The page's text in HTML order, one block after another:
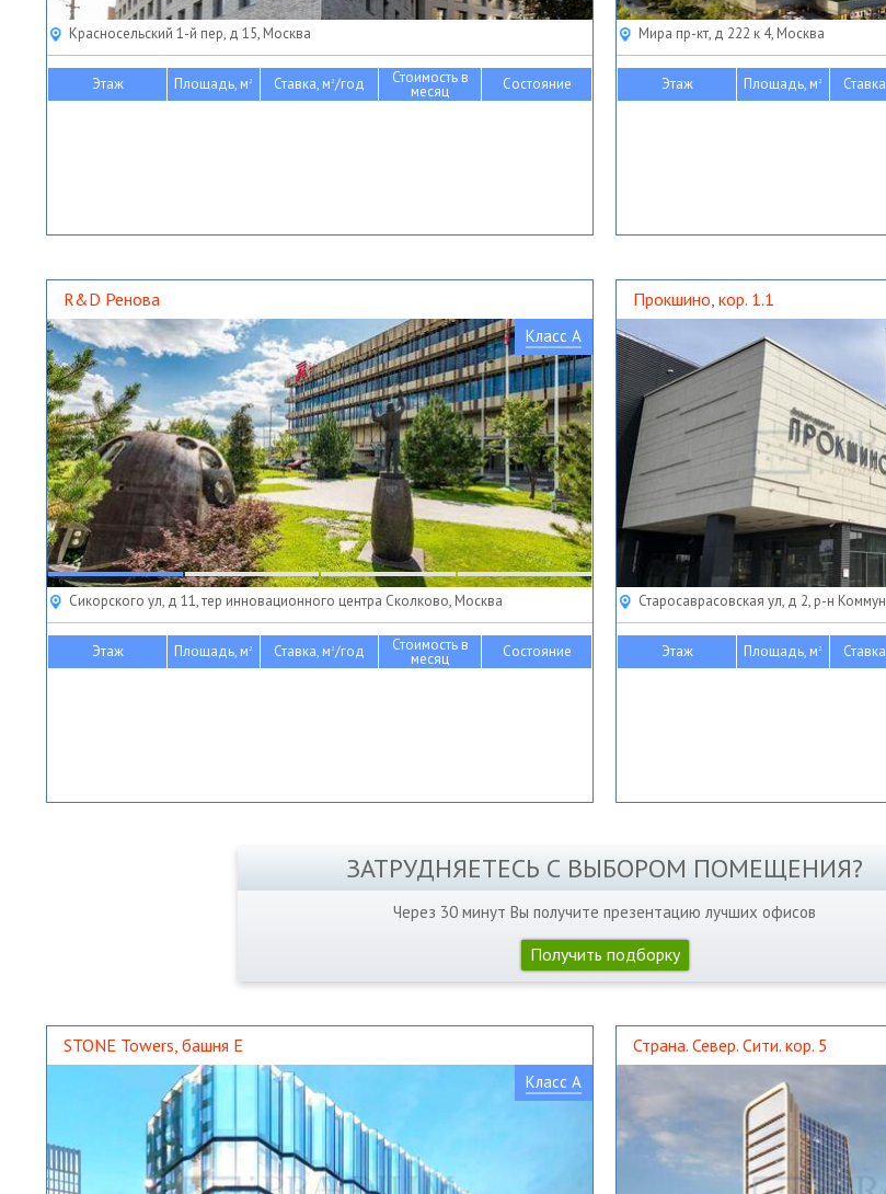
Красносельский 1-й пер, д 15, Москва
Этаж Площадь, м2 Ставка, м2/год Стоимость в
месяц Состояние
Мира пр-кт, д 222 к 4, Москва
Этаж Площадь, м2
R&D Ренова
Класс A
Сикорского ул, д 11, тер инновационного центра Сколково, Москва
Этаж Площадь, м2 Ставка, м2/год Стоимость в
месяц Состояние
Прокшино, кор. 1.1
Старосаврасовская ул, д 2, р-н
Этаж Площадь, м2
ЗАТРУДНЯЕТЕСЬ С ВЫБОРОМ ПОМЕЩЕНИЯ?
Через 30 минут Вы получите презентацию лучших офисов
Получить подборку
STONE Towers, башня Е
Класс A
Страна. Север. Сити. кор. 5